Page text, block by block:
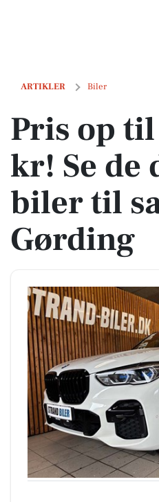
ARTIKLER Biler
Pris op til 859.800 kr! Se de
Pris op
kr! Se de
biler til
Gørding